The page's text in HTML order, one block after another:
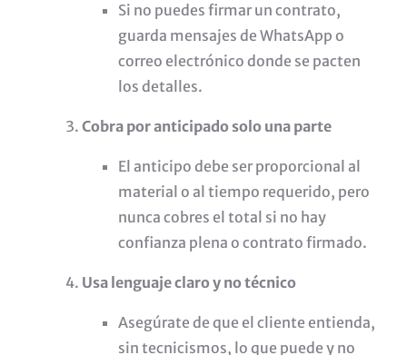
Si no puedes firmar un contrato,
guarda mensajes de WhatsApp o
correo electrónico donde se pacten
los detalles.
Cobra por anticipado solo una parte
El anticipo debe ser proporcional al
material o al tiempo requerido, pero
nunca cobres el total si no hay
confianza plena o contrato firmado.
Usa lenguaje claro y no técnico
Asegúrate de que el cliente entienda,
sin tecnicismos, lo que puede y no